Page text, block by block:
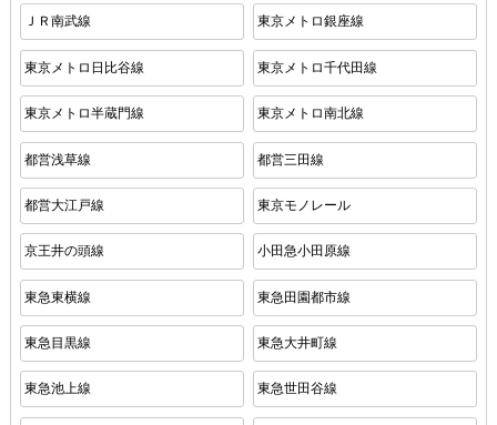
ＪＲ南武線 東京メトロ銀座線
東京メトロ日比谷線 東京メトロ千代田線
東京メトロ半蔵門線 東京メトロ南北線
都営浅草線 都営三田線
都営大江戸線 東京モノレール
京王井の頭線 小田急小田原線
東急東横線 東急田園都市線
東急目黒線 東急大井町線
東急池上線 東急世田谷線